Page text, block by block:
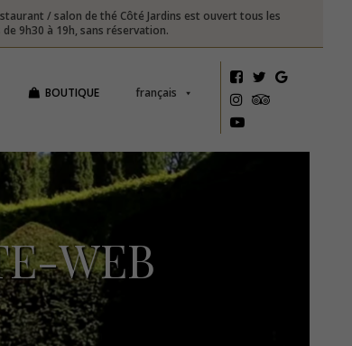
/ salon de thé Côté Jardins est ouvert tous les
de 9h30 à 19h, sans réservation.
français
BOUTIQUE
WEB